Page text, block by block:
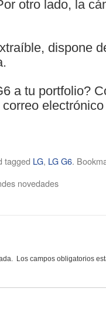
otro lado, la
dispone
a tu portfolio?
tagged LG, LG G6.
novedades
Los campos obligatorios